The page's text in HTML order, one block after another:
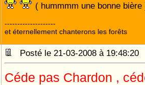
( hummmm une bonne
--------------------
et éternellement chanterons les forêts
Posté le 21-03-2008 à
Céde pas Chardon ,